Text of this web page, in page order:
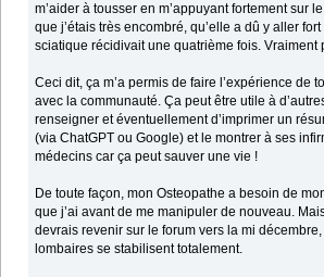
m’aider à tousser en m’appuyant fortement sur
que j’étais très encombré, qu’elle a dû y aller
sciatique récidivait une quatrième fois. Vraiment
Ceci dit, ça m’a permis de faire l’expérience de
avec la communauté. Ça peut être utile à
renseigner et éventuellement d’imprimer un
(via ChatGPT ou Google) et le montrer à ses
médecins car ça peut sauver une vie !
De toute façon, mon Osteopathe a besoin de
que j’ai avant de me manipuler de nouveau.
devrais revenir sur le forum vers la mi
lombaires se stabilisent totalement.